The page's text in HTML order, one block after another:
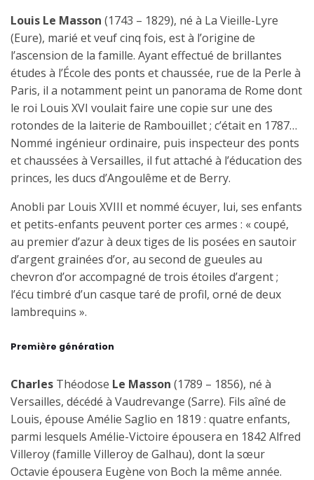
Louis Le Masson (1743 – 1829), né à La Vieille-Lyre
(Eure), marié et veuf cinq fois, est à l’origine de
l’ascension de la famille. Ayant effectué de brillantes
études à l’École des ponts et chaussée, rue de la Perle à
Paris, il a notamment peint un panorama de Rome dont
le roi Louis XVI voulait faire une copie sur une des
rotondes de la laiterie de Rambouillet ; c’était en 1787…
Nommé ingénieur ordinaire, puis inspecteur des ponts
et chaussées à Versailles, il fut attaché à l’éducation des
princes, les ducs d’Angoulême et de Berry.
Anobli par Louis XVIII et nommé écuyer, lui, ses enfants
et petits-enfants peuvent porter ces armes : «coupé,
au premier d’azur à deux tiges de lis posées en sautoir
d’argent grainées d’or, au second de gueules au
chevron d’or accompagné de trois étoiles d’argent ;
l’écu timbré d’un casque taré de profil, orné de deux
lambrequins ».
Première génération
Charles Théodose Le Masson (1789 – 1856), né à
Versailles, décédé à Vaudrevange (Sarre). Fils aîné de
Louis, épouse Amélie Saglio en 1819 : quatre enfants,
parmi lesquels Amélie-Victoire épousera en 1842 Alfred
Villeroy (famille Villeroy de Galhau), dont la sœur
Octavie épousera Eugène von Boch la même année.